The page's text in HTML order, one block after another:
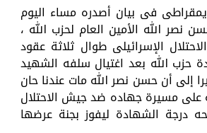
فى بيان أصدره مساء اليوم
نصر الله الأمين العام لحزب الله ،
الإسرائيلى طوال ثلاثة عقود
حزب الله بعد اغتيال سلفه الشهيد
أن حسن نصر الله مات عندنا حان
على مسيرة جهاده ضد جيش الاحتلال
درجة الشهادة ليفوز بجنة عرضها